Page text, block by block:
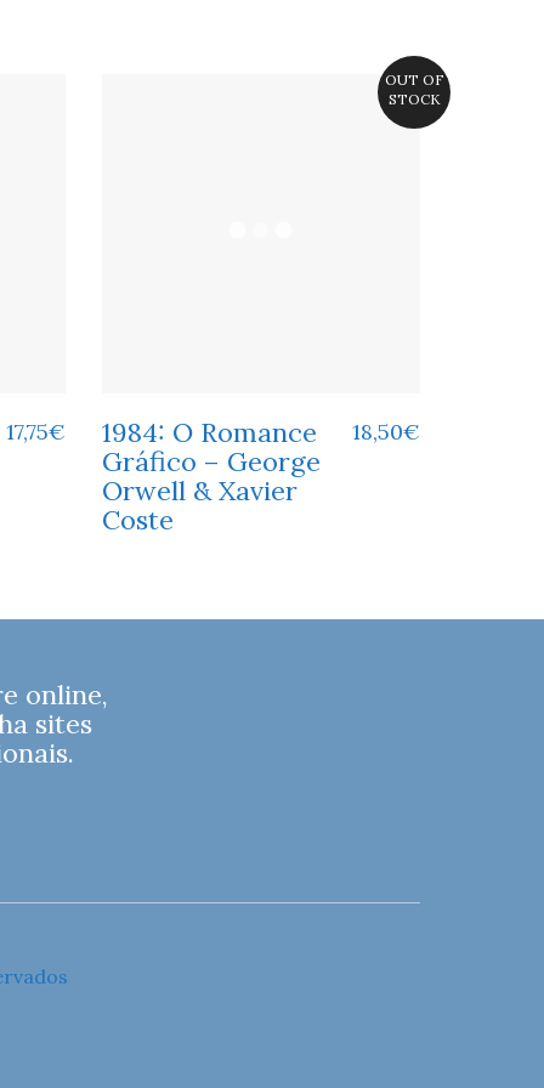
17,75€
OUT OF
STOCK
1984: O Romance
Gráfico – George
Orwell & Xavier
Coste
18,50€
online,
sites